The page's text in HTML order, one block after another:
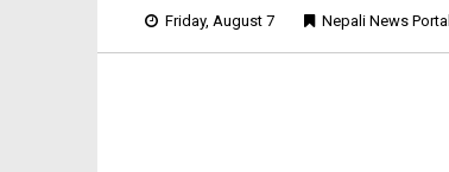
Friday, August 7 Nepali News Portal